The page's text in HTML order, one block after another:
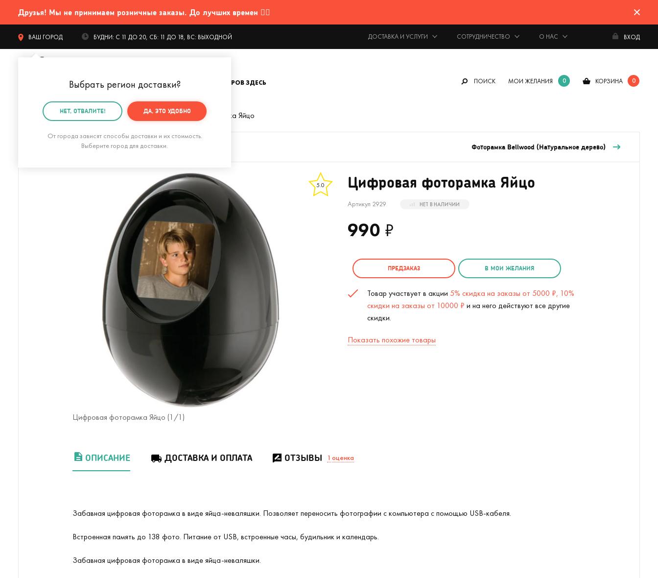
Друзья! Мы не принимаем розничные заказы. До лучших времен 🤷‍♂️
ВАШ ГОРОД
Выбрать регион доставки?
НЕТ, ОТВАЛИТЕ! ДА, ЭТО УДОБНО
От города зависят способы доставки и их стоимость.
Выберите город для доставки.
БУДНИ: С 11 ДО 20, СБ: 11 ДО 18, ВС: ВЫХОДНОЙ ДОСТАВКА И УСЛУГИ СОТРУДНИЧЕСТВО О НАС ВХОД
КАТАЛОГ ТОВАРОВ ЗДЕСЬ ПОИСК МОИ ЖЕЛАНИЯ 0 КОРЗИНА 0
Главная Интерьер Фоторамки Цифровая фоторамка Яйцо
Фоторамка двухсторонняя Bellwood орех (26х31 см) Фоторамка Bellwood (Натуральное дерево)
5.0
Цифровая фоторамка Яйцо (1 /1)
Цифровая фоторамка Яйцо
Артикул 2929 НЕТ В НАЛИЧИИ
990 ₽
ПРЕДЗАКАЗ В МОИ ЖЕЛАНИЯ
Товар участвует в акции 5% скидка на заказы от 5000 ₽, 10%
скидки на заказы от 10000 ₽ и на него действуют все другие
скидки.
Показать похожие товары
ОПИСАНИЕ ДОСТАВКА И ОПЛАТА ОТЗЫВЫ 1 оценка
Забавная цифровая фоторамка в виде яйца-неваляшки. Позволяет переносить фотографии с компьютера с помощью USB-кабеля.
Встроенная память до 138 фото. Питание от USB, встроенные часы, будильник и календарь.
Забавная цифровая фоторамка в виде яйца-неваляшки.